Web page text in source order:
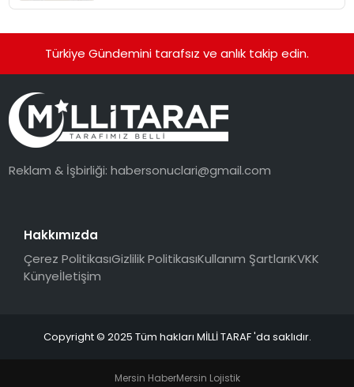
Türkiye Gündemini tarafsız ve anlık takip edin.
Reklam & İşbirliği:habersonuclari@gmail.com
Hakkımızda
Çerez PolitikasıGizlilik PolitikasıKullanım ŞartlarıKVKK
Künyeİletişim
Copyright © 2025 Tüm hakları MİLLİ TARAF 'da saklıdır.
Mersin HaberMersin Lojistik